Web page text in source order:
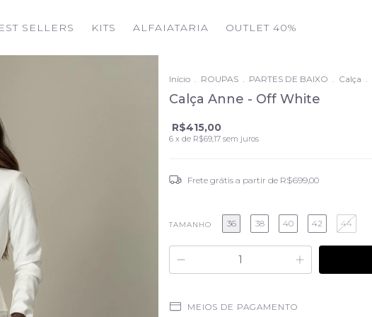
SELLERS KITS ALFAIATARIA OUTLET 40%
Início . ROUPAS . PARTES DE BAIXO . Calça .
Calça Anne - Off White
R$415,00
6 x de R$69,17 sem juros
Frete grátis a partir de R$699,00
TAMANHO 36 38 40 42 44
MEIOS DE PAGAMENTO